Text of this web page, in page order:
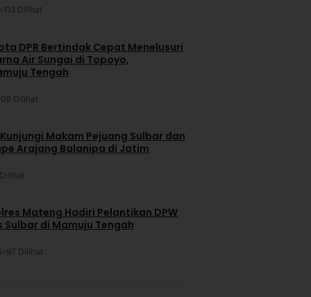
113 Dilihat
DPR Bertindak Cepat Menelusuri
Air Sungai di Topoyo,
Tengah
Dilihat
Makam Pejuang Sulbar dan
Arajang Balanipa di Jatim
Mateng Hadiri Pelantikan DPW
di Mamuju Tengah
97 Dilihat